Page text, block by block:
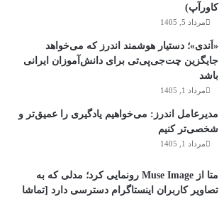
کاورآپ)
مرداد 5, 1405
«اَندی»؛ دستیار هوشمند اندرز که می‌خواهد
جایگزین چت‌جی‌پی‌تی برای دانش‌آموزان ایرانی
باشد
مرداد 1, 1405
مدیرعامل اندرز: می‌خواهیم یادگیری را عمیق‌تر و
شخصی‌تر کنیم
مرداد 1, 1405
متا از Muse Image رونمایی کرد؛ مدلی که به
تصاویر کاربران اینستاگرام دسترسی دارد [تماشا